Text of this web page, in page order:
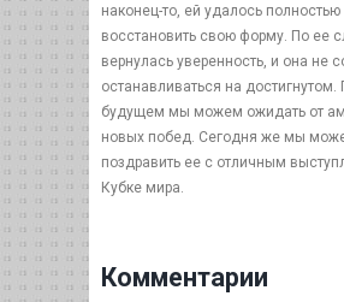
наконец-то, ей удалось полностью
восстановить свою форму. По ее
вернулась уверенность, и она не
останавливаться на достигнутом.
будущем мы можем ожидать от
новых побед. Сегодня же мы
поздравить ее с отличным
Кубке мира.
Комментарии